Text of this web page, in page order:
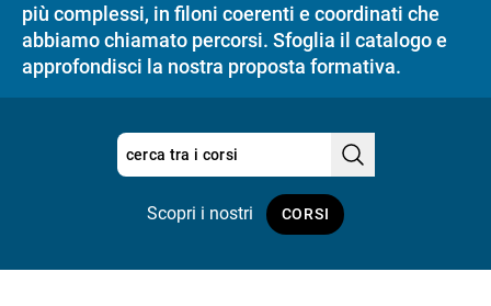
più complessi, in filoni coerenti e coordinati che
abbiamo chiamato percorsi. Sfoglia il catalogo e
approfondisci la nostra proposta formativa.
Scopri i nostri CORSI